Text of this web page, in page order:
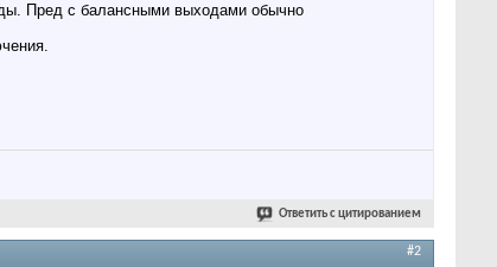
Пред с балансными выходами обычно
Ответить с цитированием
#2